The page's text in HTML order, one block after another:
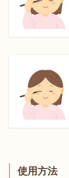
使用方法